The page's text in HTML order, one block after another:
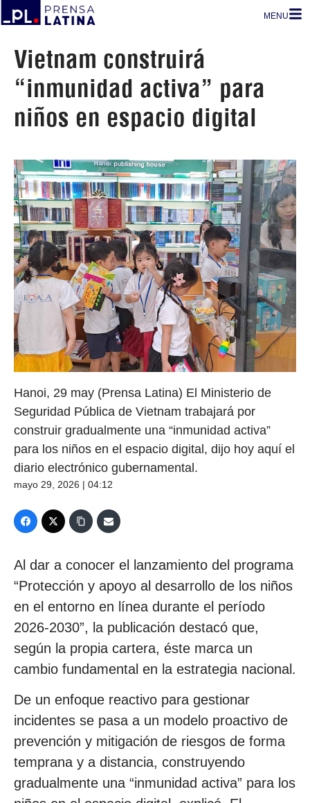
MENU
Vietnam construirá
“inmunidad activa” para
niños en espacio digital
Hanoi, 29 may (Prensa Latina) El Ministerio de
Seguridad Pública de Vietnam trabajará por
construir gradualmente una “inmunidad activa”
para los niños en el espacio digital, dijo hoy aquí el
diario electrónico gubernamental.
mayo 29, 2026 | 04:12
Al dar a conocer el lanzamiento del programa
“Protección y apoyo al desarrollo de los niños
en el entorno en línea durante el período
2026-2030”, la publicación destacó que,
según la propia cartera, éste marca un
cambio fundamental en la estrategia nacional.
De un enfoque reactivo para gestionar
incidentes se pasa a un modelo proactivo de
prevención y mitigación de riesgos de forma
temprana y a distancia, construyendo
gradualmente una “inmunidad activa” para los